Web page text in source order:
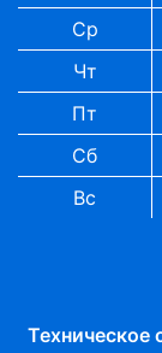
Ср
Чт
Пт
Сб
Вс
Техническое